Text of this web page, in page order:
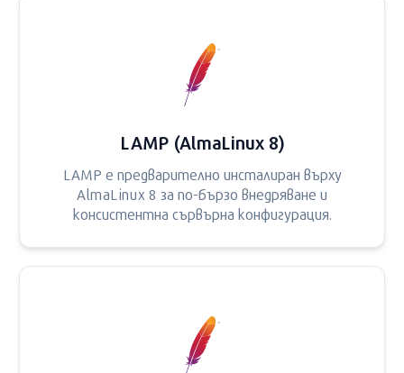
LAMP (AlmaLinux 8)
LAMP е предварително инсталиран върху
AlmaLinux 8 за по-бързо внедряване и
консистентна сървърна конфигурация.